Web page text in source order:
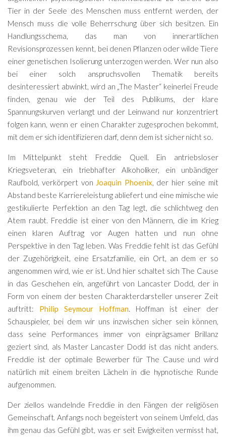
Tier in der Seele des Menschen muss entfernt werden, der
Mensch muss die volle Beherrschung über sich besitzen. Ein
Handlungsschema, das man von innerartlichen
Revisionsprozessen kennt, bei denen Pflanzen oder wilde Tiere
einer genetischen Isolierung unterzogen werden. Wer nun also
bei einer solch anspruchsvollen Thematik bereits
desinteressiert abwinkt, wird an „The Master“ keinerlei Freude
finden, genau wie der Teil des Publikums, der klare
Spannungskurven verlangt und der Leinwand nur konzentriert
folgen kann, wenn er einen Charakter zugesprochen bekommt,
mit dem er sich identifizieren darf, denn dem ist sicher nicht so.
Im Mittelpunkt steht Freddie Quell. Ein antriebsloser
Kriegsveteran, ein triebhafter Alkoholiker, ein unbändiger
Raufbold, verkörpert von Joaquin Phoenix , der hier seine mit
Abstand beste Karriereleistung abliefert und eine mimische wie
gestikulierte Perfektion an den Tag legt, die schlichtweg den
Atem raubt. Freddie ist einer von den Männern, die im Krieg
einen klaren Auftrag vor Augen hatten und nun ohne
Perspektive in den Tag leben. Was Freddie fehlt ist das Gefühl
der Zugehörigkeit, eine Ersatzfamilie, ein Ort, an dem er so
angenommen wird, wie er ist. Und hier schaltet sich The Cause
in das Geschehen ein, angeführt von Lancaster Dodd, der in
Form von einem der besten Charakterdarsteller unserer Zeit
auftritt: Philip Seymour Hoffman. Hoffman ist einer der
Schauspieler, bei dem wir uns inzwischen sicher sein können,
dass seine Performances immer von einprägsamer Brillanz
geziert sind, als Master Lancaster Dodd ist das nicht anders.
Freddie ist der optimale Bewerber für The Cause und wird
natürlich mit einem breiten Lächeln in die hypnotische Runde
aufgenommen.
Der ziellos wandelnde Freddie in den Fängen der religiösen
Gemeinschaft. Anfangs noch begeistert von seinem Umfeld, das
ihm genau das Gefühl gibt, was er seit Ewigkeiten vermisst hat,